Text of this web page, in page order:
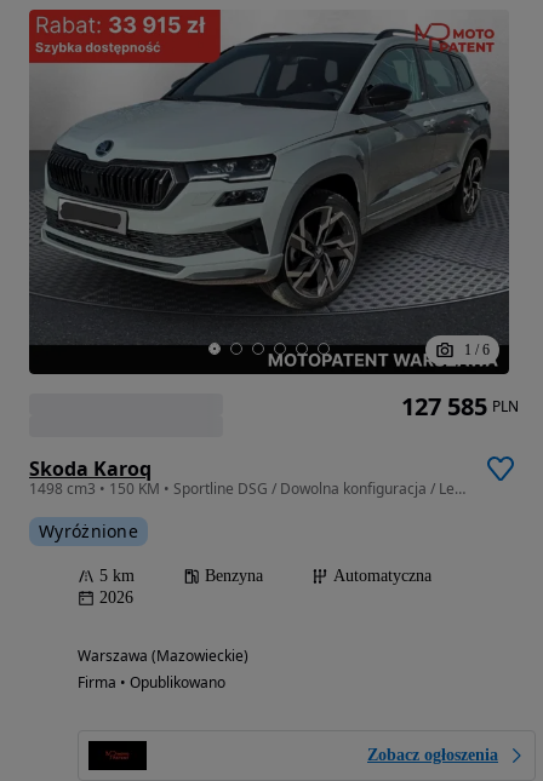
1 / 6
Skoda Karoq
1498 cm3 • 150 KM • Sportline DSG / Dowolna konfiguracja / Leasing i Wynajem
Wyróżnione
5 km Benzyna
Automatyczna
2026
Warszawa (Mazowieckie)
Firma • Opublikowano
Zobacz ogłoszenia
127 585 PLN